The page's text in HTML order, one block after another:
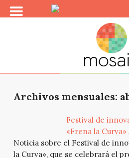
Archivos mensuales:
Festival de
«Frena la Curva»
Noticia sobre el Festival de
la Curva», que se celebrará el